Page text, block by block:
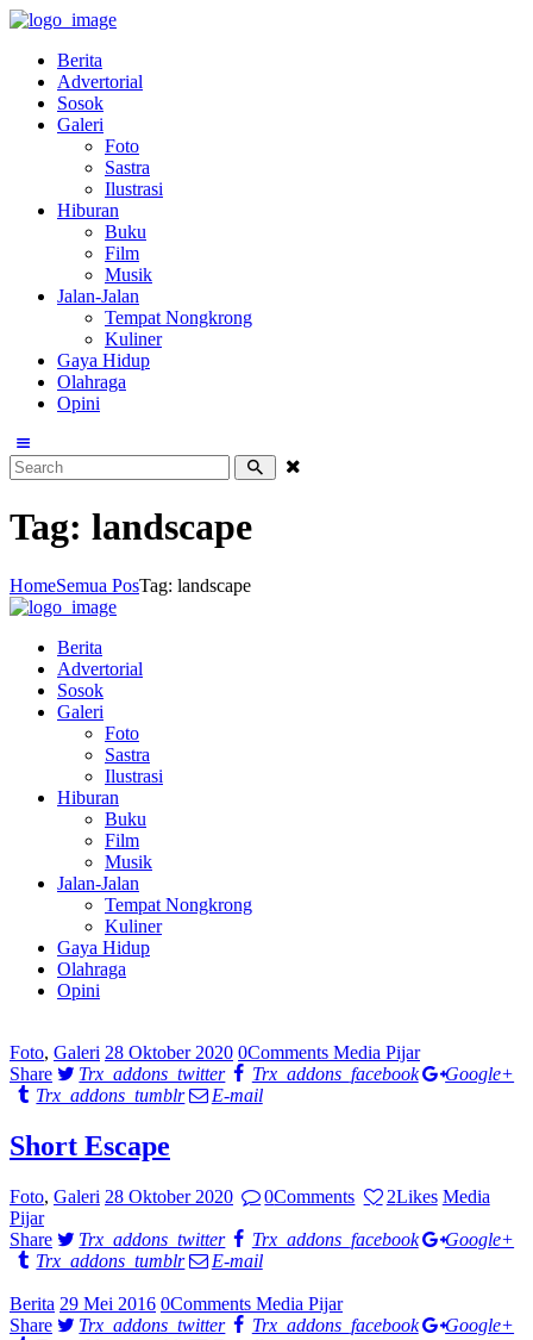
Berita
Advertorial
Sosok
Galeri
Foto
Sastra
Ilustrasi
Hiburan
Buku
Film
Musik
Jalan-Jalan
Tempat Nongkrong
Kuliner
Gaya Hidup
Olahraga
Opini
Tag: landscape
HomeSemua PosTag: landscape
Berita
Advertorial
Sosok
Galeri
Foto
Sastra
Ilustrasi
Hiburan
Buku
Film
Musik
Jalan-Jalan
Tempat Nongkrong
Kuliner
Gaya Hidup
Olahraga
Opini
Foto, Galeri 28 Oktober 2020 0Comments Media Pijar
Share
Trx_addons_twitter Trx_addons_facebook
Google+
Trx_addons_tumblr
E-mail
Short Escape
Foto, Galeri 28 Oktober 2020 0Comments 2Likes Media
Pijar
Share
Trx_addons_twitter Trx_addons_facebook
Google+
Trx_addons_tumblr
E-mail
Berita 29 Mei 2016 0Comments Media Pijar
Share
Trx_addons_twitter Trx_addons_facebook
Google+